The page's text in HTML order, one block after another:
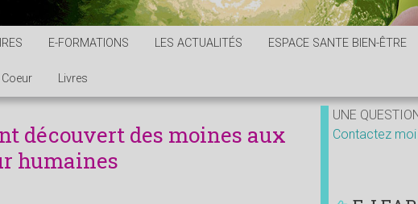
E-FORMATIONS LES ACTUALITÉS ESPACE SANTE BIEN-ÊTRE
Livres
découvert des moines aux
humaines
UNE
Contactez